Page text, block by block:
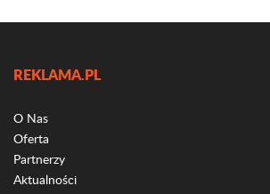
REKLAMA.PL
O Nas
Oferta
Partnerzy
Aktualności